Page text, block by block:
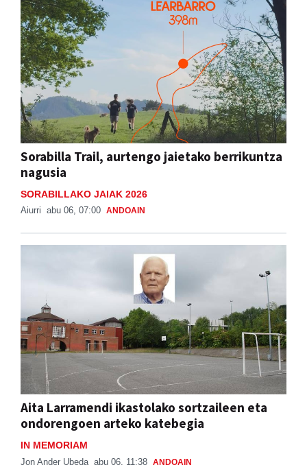
Sorabilla Trail, aurtengo jaietako berrikuntza
nagusia
SORABILLAKO JAIAK 2026
Aiurri abu 06, 07:00 ANDOAIN
Aita Larramendi ikastolako sortzaileen eta
ondorengoen arteko katebegia
IN MEMORIAM
Jon Ander Ubeda abu 06, 11:38 ANDOAIN